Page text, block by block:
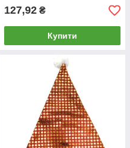
127,92 ₴
Купити